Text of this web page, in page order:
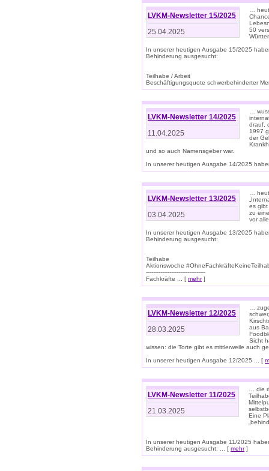
LVKM-Newsletter 15/2025
25.04.2025
…
50
In unserer heutigen Ausgabe 15/2025
Behinderung ausgesucht:
Teilhabe / Arbeit
Beschäftigungsquote schwerbehinderter
LVKM-Newsletter 14/2025
11.04.2025
…
drauf,
1997
der
und so auch Namensgeber war.
In unserer heutigen Ausgabe 14/2025
LVKM-Newsletter 13/2025
03.04.2025
…
es gibt
zu
vor
In unserer heutigen Ausgabe 13/2025
Behinderung ausgesucht:
Teilhabe
Aktionswoche
---------------------------------
Fachkräfte ... [ mehr]
LVKM-Newsletter 12/2025
28.03.2025
…
aus
Sicht
wissen: die Torte gibt es mittlerweile auch
In unserer heutigen Ausgabe 12/2025 ... [
LVKM-Newsletter 11/2025
21.03.2025
… die
Eine
In unserer heutigen Ausgabe 11/2025
Behinderung ausgesucht: ... [ mehr]